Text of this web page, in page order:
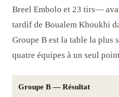
Breel Embolo et 23 tirs—
tardif de Boualem Khoukhi
Groupe B est la table la plus
quatre équipes à un seul
Groupe B — Résultat